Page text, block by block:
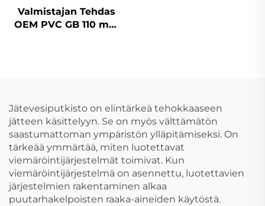
Valmistajan Tehdas
OEM PVC GB 110 mm
Jätevesiputkisto on elintärkeä tehokkaaseen
jätteen käsittelyyn. Se on myös välttämätön
saastumattoman ympäristön ylläpitämiseksi. On
tärkeää ymmärtää, miten luotettavat
viemäröintijärjestelmät toimivat. Kun
viemäröintijärjestelmä on asennettu, luotettavien
järjestelmien rakentaminen alkaa
puutarhakelpoisten raaka-aineiden käytöstä.